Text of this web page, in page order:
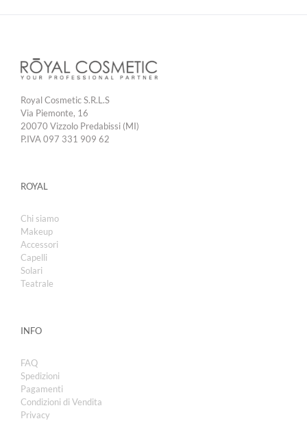
Royal Cosmetic S.R.L.S
Via Piemonte, 16
20070 Vizzolo Predabissi (MI)
P.IVA 097 331 909 62
ROYAL
Chi siamo
Makeup
Accessori
Capelli
Solari
Teatrale
INFO
FAQ
Spedizioni
Pagamenti
Condizioni di Vendita
Privacy